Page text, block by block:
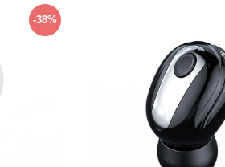
-38%